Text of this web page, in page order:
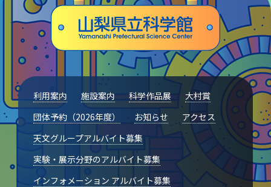
利用案内 施設案内 科学作品展
大村賞
団体予約（2026年度）
お知らせ
アクセス
天文グループアルバイト募集
実験・展示分野のアルバイト募集
インフォメーション アルバイト募集